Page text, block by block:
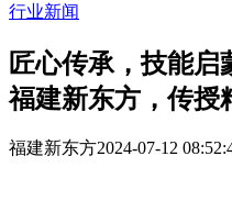
行业新闻
匠心传承，技能
福建新东方，传授
福建新东方2024-07-12